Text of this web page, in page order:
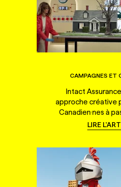
CAMPAGNES ET
Intact
approche créative
Canadien·nes à
LIRE